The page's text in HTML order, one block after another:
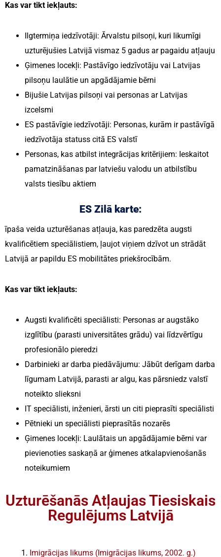
Kas var tikt iekļauts:
Ilgtermiņa iedzīvotāji: Ārvalstu pilsoņi, kuri likumīgi
uzturējušies Latvijā vismaz 5 gadus ar pagaidu atļauju
Ģimenes locekļi: Pastāvīgo iedzīvotāju vai Latvijas
pilsoņu laulātie un apgādājamie bērni
Bijušie Latvijas pilsoņi vai personas ar Latvijas
izcelsmi
ES pastāvīgie iedzīvotāji: Personas, kurām ir pastāvīgā
iedzīvotāja statuss citā ES valstī
Personas, kas atbilst integrācijas kritērijiem: Ieskaitot
pamatzināšanas par latviešu valodu un atbilstību
valsts tiesību aktiem
ES Zilā karte:
īpaša veida uzturēšanas atļauja, kas paredzēta augsti
kvalificētiem speciālistiem, ļaujot viņiem dzīvot un strādāt
Latvijā ar papildu ES mobilitātes priekšrocībām.
Kas var tikt iekļauts:
Augsti kvalificēti speciālisti: Personas ar augstāko
izglītību (parasti universitātes grādu) vai līdzvērtīgu
profesionālo pieredzi
Darbinieki ar darba piedāvājumu: Jābūt derīgam darba
līgumam Latvijā, parasti ar algu, kas pārsniedz valstī
noteikto slieksni
IT speciālisti, inženieri, ārsti un citi pieprasīti speciālisti
Pētnieki un speciālisti pieprasītās nozarēs
Ģimenes locekļi: Laulātais un apgādājamie bērni var
pievienoties saskaņā ar ģimenes atkalapvienošanās
noteikumiem
Uzturēšanās Atļaujas Tiesiskais
Regulējums Latvijā
Imigrācijas likums (Imigrācijas likums, 2002. g.)